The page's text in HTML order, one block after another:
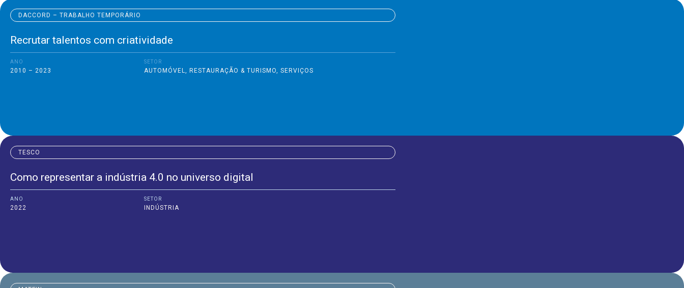
DACCORD – TRABALHO TEMPORÁRIO
Recrutar talentos com criatividade
ANO
2010 – 2023
SETOR
AUTOMÓVEL, RESTAURAÇÃO & TURISMO,SERVIÇOS
TESCO
Como representar a indústria 4.0 no universo digital
ANO
2022
SETOR
INDÚSTRIA